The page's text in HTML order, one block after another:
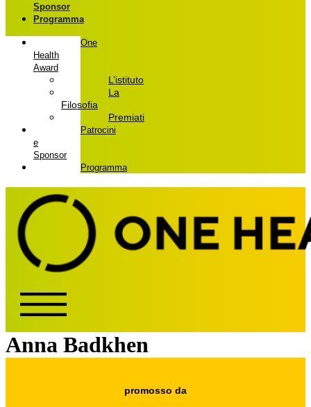
Sponsor
Programma
One
Health
Award
L’istituto
La
Filosofia
Premiati
Patrocini
e
Sponsor
Programma
Anna Badkhen
promosso da